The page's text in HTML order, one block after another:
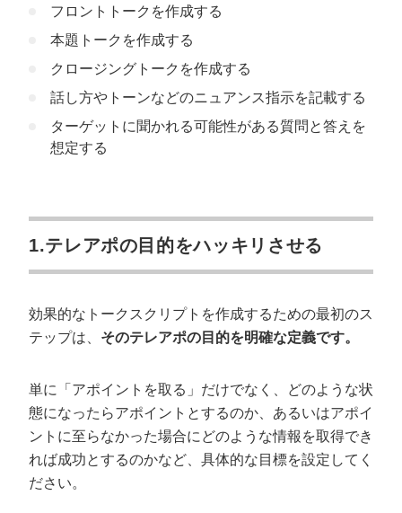
フロントトークを作成する
本題トークを作成する
クロージングトークを作成する
話し方やトーンなどのニュアンス指示を記載する
ターゲットに聞かれる可能性がある質問と答えを
想定する
1.テレアポの目的をハッキリさせる
効果的なトークスクリプトを作成するための最初のス
テップは、 そのテレアポの目的を明確な定義です。
単に「アポイントを取る」だけでなく、どのような状
態になったらアポイントとするのか、あるいはアポイ
ントに至らなかった場合にどのような情報を取得でき
れば成功とするのかなど、具体的な目標を設定してく
ださい。